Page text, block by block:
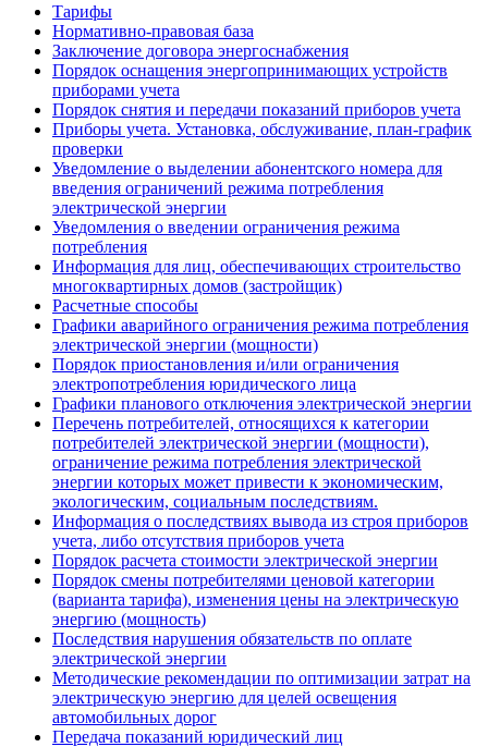
Тарифы
Нормативно-правовая база
Заключение договора энергоснабжения
Порядок оснащения энергопринимающих устройств
приборами учета
Порядок снятия и передачи показаний приборов учета
Приборы учета. Установка, обслуживание, план-график
проверки
Уведомление о выделении абонентского номера для
введения ограничений режима потребления
электрической энергии
Уведомления о введении ограничения режима
потребления
Информация для лиц, обеспечивающих строительство
многоквартирных домов (застройщик)
Расчетные способы
Графики аварийного ограничения режима потребления
электрической энергии (мощности)
Порядок приостановления и/или ограничения
электропотребления юридического лица
Графики планового отключения электрической энергии
Перечень потребителей, относящихся к категории
потребителей электрической энергии (мощности),
ограничение режима потребления электрической
энергии которых может привести к экономическим,
экологическим, социальным последствиям.
Информация о последствиях вывода из строя приборов
учета, либо отсутствия приборов учета
Порядок расчета стоимости электрической энергии
Порядок смены потребителями ценовой категории
(варианта тарифа), изменения цены на электрическую
энергию (мощность)
Последствия нарушения обязательств по оплате
электрической энергии
Методические рекомендации по оптимизации затрат на
электрическую энергию для целей освещения
автомобильных дорог
Передача показаний юридический лиц